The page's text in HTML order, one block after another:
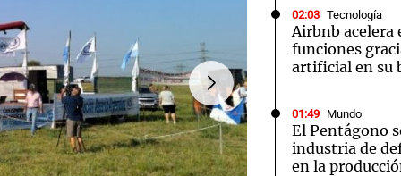
02:03 Tecnología
Airbnb acelera
funciones
artificial en su
01:49 Mundo
El Pentágono
industria de
en la
Cadena 3
Notas
El huracán de Arequito Cadena 3